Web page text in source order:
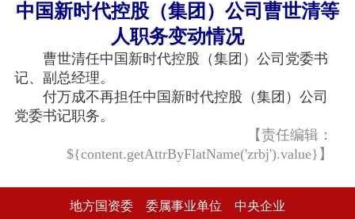
中国新时代控股（集团）公司曹世清等
人职务变动情况
曹世清任中国新时代控股（集团）公司党委书
记、副总经理。
付万成不再担任中国新时代控股（集团）公司
党委书记职务。
【责任编辑：
${content.getAttrByFlatName('zrbj').value}】
地方国资委 委属事业单位 中央企业